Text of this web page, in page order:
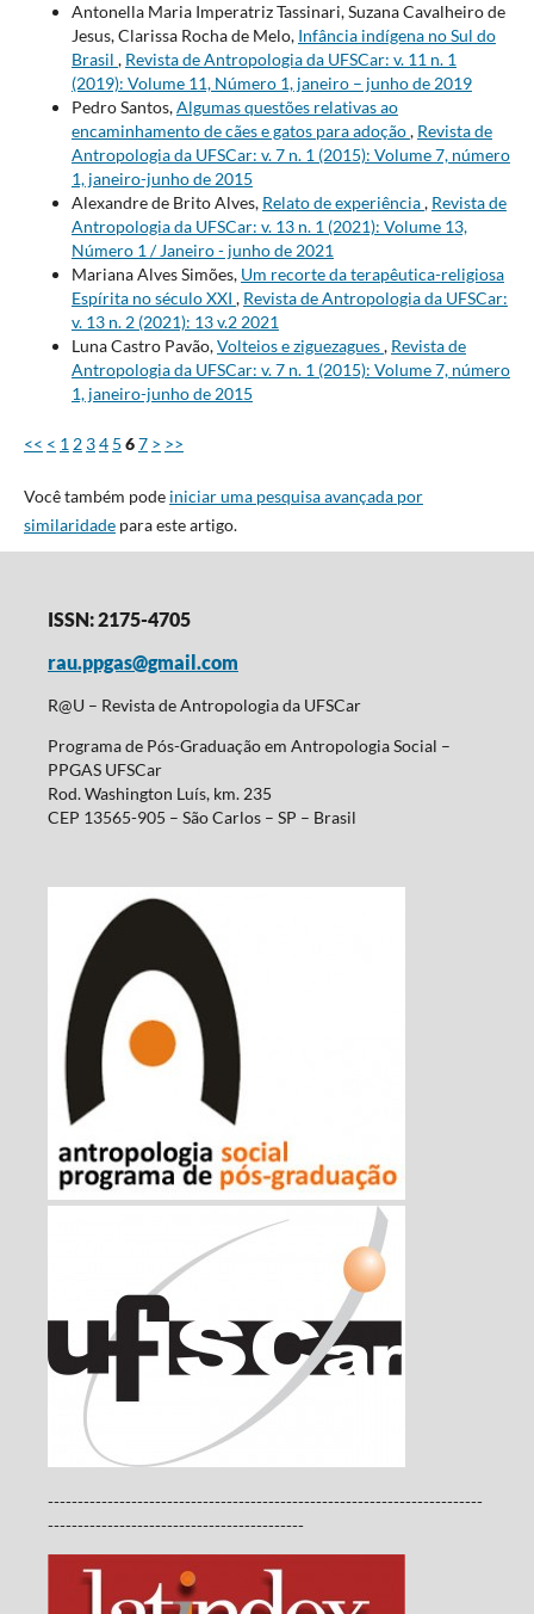
Antonella Maria Imperatriz Tassinari, Suzana Cavalheiro de
Jesus, Clarissa Rocha de Melo, Infância indígena no Sul do
Brasil , Revista de Antropologia da UFSCar: v. 11 n. 1
(2019): Volume 11, Número 1, janeiro – junho de 2019
Pedro Santos,Algumas questões relativas ao
encaminhamento de cães e gatos para adoção, Revista de
Antropologia da UFSCar: v. 7 n. 1 (2015): Volume 7, número
1, janeiro-junho de 2015
Alexandre de Brito Alves, Relato de experiência, Revista de
Antropologia da UFSCar: v. 13 n. 1 (2021): Volume 13,
Número 1 / Janeiro - junho de 2021
Mariana Alves Simões, Um recorte da terapêutica-religiosa
Espírita no século XXI , Revista de Antropologia da UFSCar:
v. 13 n. 2 (2021): 13 v.2 2021
Luna Castro Pavão,Volteios e ziguezagues, Revista de
Antropologia da UFSCar: v. 7 n. 1 (2015): Volume 7, número
1, janeiro-junho de 2015
<< < 1 2 34 5 67 > >>
Você também pode iniciar uma pesquisa avançada por
similaridadepara este artigo.
ISSN: 2175-4705
rau.ppgas@gmail.com
R@U – Revista de Antropologia da UFSCar
Programa de Pós-Graduação em Antropologia Social –
PPGAS UFSCar
Rod. Washington Luís, km. 235
CEP 13565-905 – São Carlos – SP – Brasil
-------------------------------------------------------------------------
-------------------------------------------